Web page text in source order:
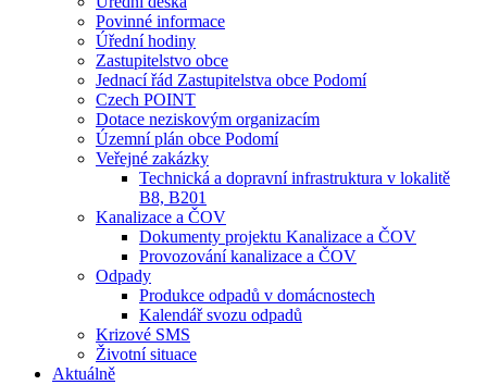
Povinné informace
Úřední hodiny
Zastupitelstvo obce
Jednací řád Zastupitelstva obce Podomí
Czech POINT
Dotace neziskovým organizacím
Územní plán obce Podomí
Veřejné zakázky
Technická a dopravní infrastruktura v lokalitě
B8, B201
Kanalizace a ČOV
Dokumenty projektu Kanalizace a ČOV
Provozování kanalizace a ČOV
Odpady
Produkce odpadů v domácnostech
Kalendář svozu odpadů
Krizové SMS
Životní situace
Aktuálně